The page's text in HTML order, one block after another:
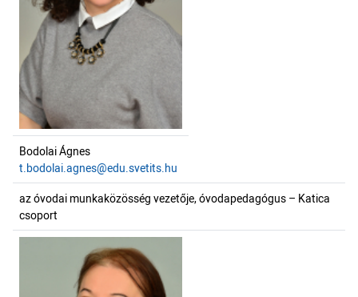
Bodolai Ágnes
t.bodolai.agnes@edu.svetits.hu
az óvodai munkaközösség vezetője, óvodapedagógus – Katica
csoport